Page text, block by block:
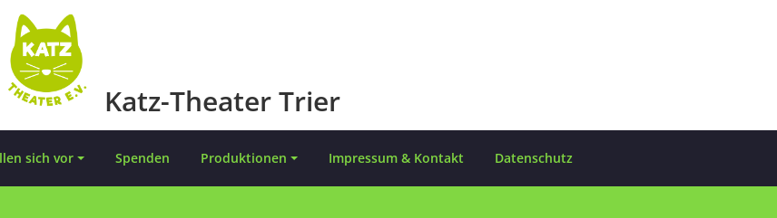
Katz-Theater Trier
sich vor Spenden Produktionen Impressum & Kontakt Datenschutz